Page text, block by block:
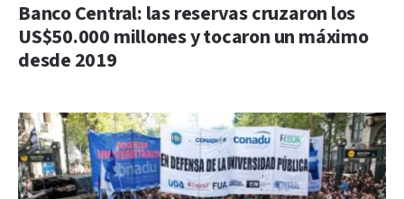
Banco Central: las reservas cruzaron los
US$50.000 millones y tocaron un máximo
desde 2019